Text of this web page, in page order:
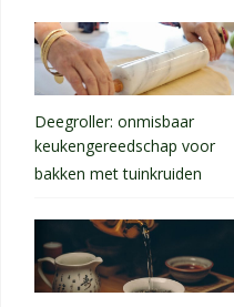
Deegroller: onmisbaar
keukengereedschap voor
bakken met tuinkruiden